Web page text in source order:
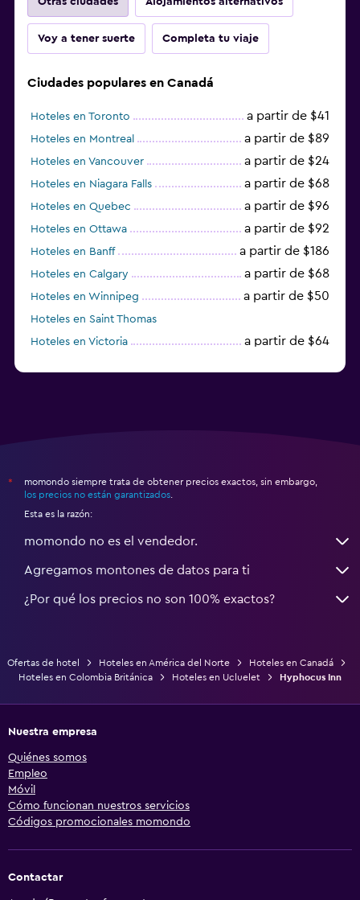
Voy a tener suerte Completa tu viaje
Ciudades populares en Canadá
Hoteles en Toronto a partir de $41
Hoteles en Montreal a partir de $89
Hoteles en Vancouver a partir de $24
Hoteles en Niagara Falls a partir de $68
Hoteles en Quebec a partir de $96
Hoteles en Ottawa a partir de $92
Hoteles en Banff a partir de $186
Hoteles en Calgary a partir de $68
Hoteles en Winnipeg a partir de $50
Hoteles en Saint Thomas
Hoteles en Victoria
a partir de $64
*
momondo siempre trata de obtener precios exactos, sin embargo,
los precios no están garantizados
Esta es la razón:
momondo no es el vendedor.
Agregamos montones de datos para ti
¿Por qué los precios no son 100% exactos?
Ofertas de hotel Hoteles en América del Norte
Hoteles en Canadá
Hoteles en Colombia Británica
Hoteles en Ucluelet Hyphocus Inn
Nuestra empresa
Quiénes somos
Empleo
Móvil
Cómo funcionan nuestros servicios
Códigos promocionales momondo
Contactar